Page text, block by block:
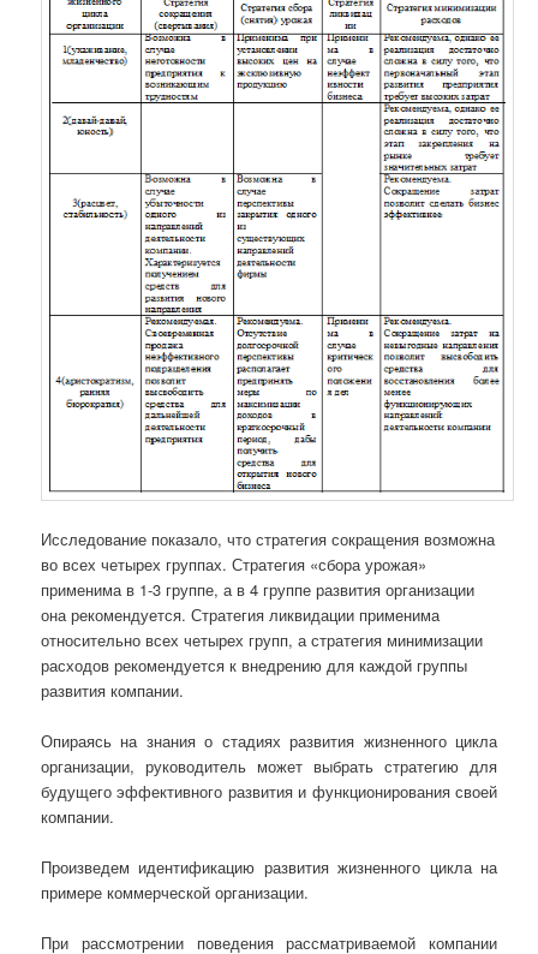
Исследование показало, что стратегия сокращения возможна
во всех четырех группах. Стратегия «сбора урожая»
применима в 1-3 группе, а в 4 группе развития организации
она рекомендуется. Стратегия ликвидации применима
относительно всех четырех групп, а стратегия минимизации
расходов рекомендуется к внедрению для каждой группы
развития компании.
Опираясь на знания о стадиях развития жизненного цикла
организации, руководитель может выбрать стратегию для
будущего эффективного развития и функционирования своей
компании.
Произведем идентификацию развития жизненного цикла на
примере коммерческой организации.
При рассмотрении поведения рассматриваемой компании